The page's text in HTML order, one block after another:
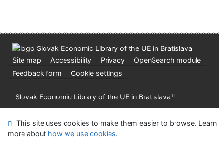
Site map Accessibility Privacy
OpenSearch module
Feedback form
Cookie settings
Slovak Economic Library of the UE in Bratislava
©1993-2026IPACv.4.8.63a-Cosmotron Slovakia, s.r.o.
This site uses cookies to make them easier to browse. Learn
more about how we use cookies.